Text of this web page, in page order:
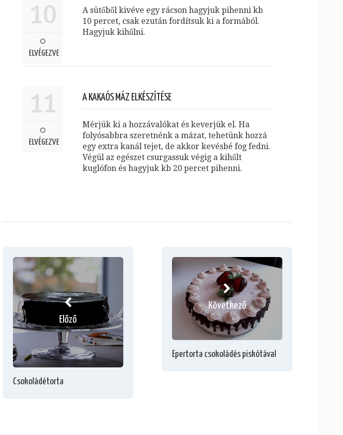
10
ELVÉGEZVE
A sütőből kivéve egy rácson hagyjuk pihenni kb
10 percet, csak ezután fordítsuk ki a formából.
Hagyjuk kihűlni.
11
ELVÉGEZVE
A KAKAÓS MÁZ ELKÉSZÍTÉSE
Mérjük ki a hozzávalókat és keverjük el. Ha
folyósabbra szeretnénk a mázat, tehetünk hozzá
egy extra kanál tejet, de akkor kevésbé fog fedni.
Végül az egészet csurgassuk végig a kihűlt
kuglófon és hagyjuk kb 20 percet pihenni.
Előző
Csokoládétorta
Következő
Epertorta csokoládés piskótával